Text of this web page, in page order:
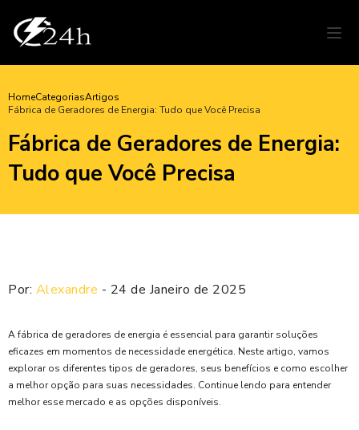
HomeCategoriasArtigos
Fábrica de Geradores de Energia: Tudo que Você Precisa
Fábrica de Geradores de Energia:
Tudo que Você Precisa
Por: Alexandre - 24 de Janeiro de 2025
A fábrica de geradores de energia é essencial para garantir soluções
eficazes em momentos de necessidade energética. Neste artigo, vamos
explorar os diferentes tipos de geradores, seus benefícios e como escolher
a melhor opção para suas necessidades. Continue lendo para entender
melhor esse mercado e as opções disponíveis.